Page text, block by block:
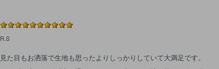
R.S
見た目もお洒落で生地も思ったよりしっかりしていて大満足です。